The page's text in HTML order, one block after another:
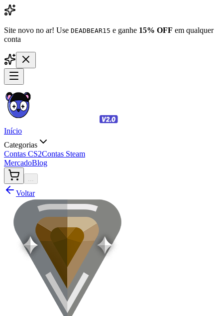
Site novo no ar! Use DEADBEAR15 e ganhe 15% OFF em qualquer
conta
Início
Categorias
Contas CS2Contas Steam
MercadoBlog
...
Voltar